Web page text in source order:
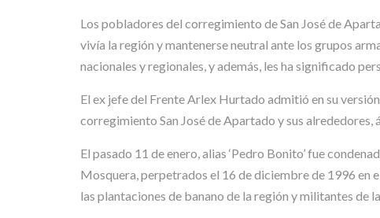
Los pobladores del corregimiento de San José de
vivía la región y mantenerse neutral ante los grupos
nacionales y regionales, y además, les ha significado
El ex jefe del Frente Arlex Hurtado admitió en su
corregimiento San José de Apartado y sus alrededores,
El pasado 11 de enero, alias ‘Pedro Bonito’ fue
Mosquera, perpetrados el 16 de diciembre de 1996 en
las plantaciones de banano de la región y militantes de